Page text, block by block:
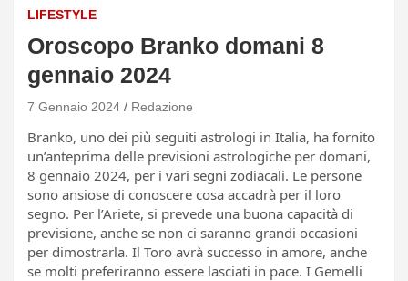
LIFESTYLE
Oroscopo Branko domani 8
gennaio 2024
7 Gennaio 2024 Redazione
Branko, uno dei più seguiti astrologi in Italia, ha fornito
un’anteprima delle previsioni astrologiche per domani,
8 gennaio 2024, per i vari segni zodiacali. Le persone
sono ansiose di conoscere cosa accadrà per il loro
segno. Per l’Ariete, si prevede una buona capacità di
previsione, anche se non ci saranno grandi occasioni
per dimostrarla. Il Toro avrà successo in amore, anche
se molti preferiranno essere lasciati in pace. I Gemelli